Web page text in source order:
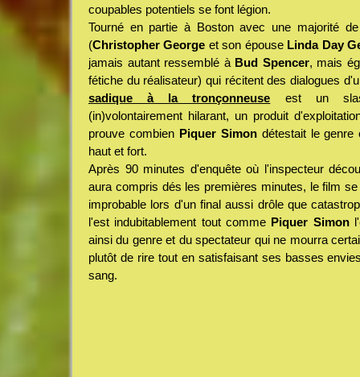
coupables potentiels se font légion.
Tourné en partie à Boston avec une majorité
(Christopher George et son épouse Linda Day
jamais autant ressemblé à Bud Spencer, mais
fétiche du réalisateur) qui récitent des dialogues
sadique à la tronçonneuse est un
(in)volontairement hilarant, un produit
prouve combien Piquer Simondétestait le genre
haut et fort.
Après 90 minutes d'enquête où l'inspecteur
aura compris dés les premières minutes, le film
improbable lors d'un final aussi drôle que
l'est indubitablement tout comme Piquer Simon
ainsi du genre et du spectateur qui ne mourra
plutôt de rire tout en satisfaisant ses basses
sang.